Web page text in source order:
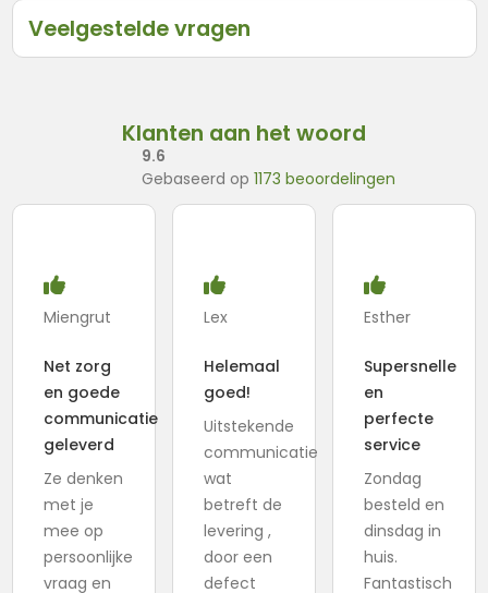
Veelgestelde vragen
Klanten aan het woord
9.6
Gebaseerd op 1173 beoordelingen
Miengrut
Net zorg
en goede
communicatie
geleverd
Ze denken
met je
mee op
persoonlijke
vraag en
Lex
Helemaal
goed!
Uitstekende
communicatie
wat
betreft de
levering ,
door een
defect
Esther
Supersnelle
en
perfecte
service
Zondag
besteld en
dinsdag in
huis.
Fantastisch